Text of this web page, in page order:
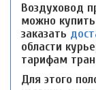
Воздуховод
можно
заказать
области
тарифам
Для этого